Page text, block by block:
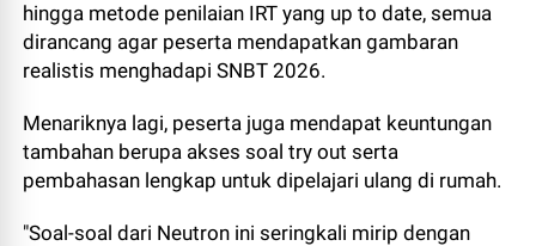
hingga metode penilaian IRT yang up to date, semua
dirancang agar peserta mendapatkan gambaran
realistis menghadapi SNBT 2026.
Menariknya lagi, peserta juga mendapat keuntungan
tambahan berupa akses soal try out serta
pembahasan lengkap untuk dipelajari ulang di rumah.
"Soal-soal dari Neutron ini seringkali mirip dengan